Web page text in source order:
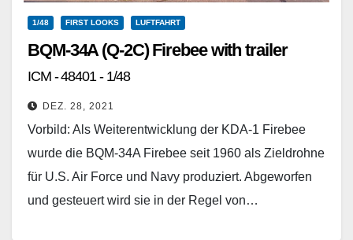
1/48 FIRST LOOKS LUFTFAHRT
BQM-34A (Q-2C) Firebee with trailer
ICM - 48401 - 1/48
DEZ. 28, 2021
Vorbild: Als Weiterentwicklung der KDA-1 Firebee
wurde die BQM-34A Firebee seit 1960 als Zieldrohne
für U.S. Air Force und Navy produziert. Abgeworfen
und gesteuert wird sie in der Regel von…